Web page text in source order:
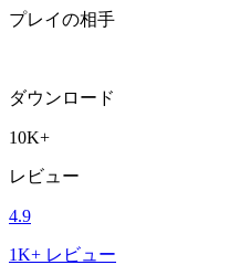
プレイの相手
ダウンロード
10K+
レビュー
4.9
1K+ レビュー